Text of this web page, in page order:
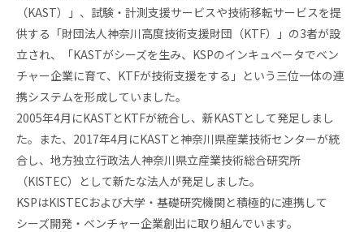
入
居
企
投
資
先
企
（KAST）」、試験・計測支援サービスや技術移転サービスを提
供する「財団法人神奈川高度技術支援財団（KTF）」の3者が設
立され、「KASTがシーズを生み、KSPのインキュベータでベン
チャー企業に育て、KTFが技術支援をする」という三位一体の連
携システムを形成していました。
2005年4月にKASTとKTFが統合し、新KASTとして発足しまし
た。また、2017年4月にKASTと神奈川県産業技術センターが統
合し、地方独立行政法人神奈川県立産業技術総合研究所
（KlSTEC）として新たな法人が発足しました。
KSPはKISTECおよび大学・基礎研究機関と積極的に連携して
シーズ開発・ベンチャー企業創出に取り組んでいます。